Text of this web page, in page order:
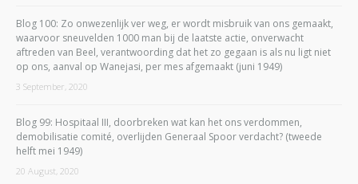
Blog 100: Zo onwezenlijk ver weg, er wordt misbruik van ons gemaakt,
waarvoor sneuvelden 1000 man bij de laatste actie, onverwacht
aftreden van Beel, verantwoording dat het zo gegaan is als nu ligt niet
op ons, aanval op Wanejasi, per mes afgemaakt (juni 1949)
3 September, 2020
Blog 99: Hospitaal III, doorbreken wat kan het ons verdommen,
demobilisatie comité, overlijden Generaal Spoor verdacht? (tweede
helft mei 1949)
20 August, 2020